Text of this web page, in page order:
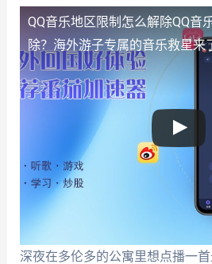
QQ音乐地区限制怎么解除QQ音
除？海外游子专属的音乐救星来
深夜在多伦多的公寓里想点播一